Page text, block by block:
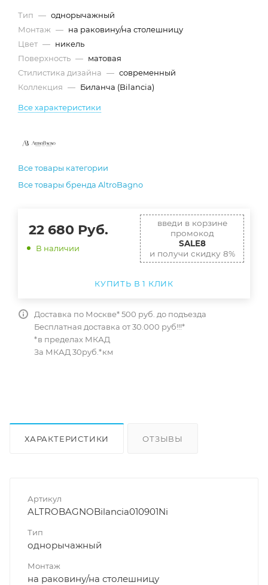
Тип — однорычажный
Монтаж — на раковину/на столешницу
Цвет — никель
Поверхность — матовая
Стилистика дизайна — современный
Коллекция — Биланча (Bilancia)
Все характеристики
Все товары категории
Все товары бренда AltroBagno
22 680 Руб.
В наличии
введи в корзине
промокод
SALE8
и получи скидку 8%
КУПИТЬ В 1 КЛИК
Доставка по Москве* 500 руб. до подъезда
Бесплатная доставка от 30.000 руб!!!*
*в пределах МКАД
За МКАД 30руб.*км
ХАРАКТЕРИСТИКИ ОТЗЫВЫ
Артикул
ALTROBAGNOBilancia010901Ni
Тип
однорычажный
Монтаж
на раковину/на столешницу